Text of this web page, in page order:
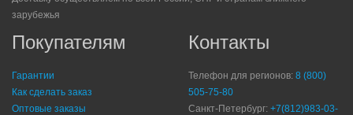
зарубежья
Покупателям
Гарантии
Как сделать заказ
Оптовые заказы
Контакты
Телефон для регионов: 8 (800)
505-75-80
Санкт-Петербург: +7(812)983-03-